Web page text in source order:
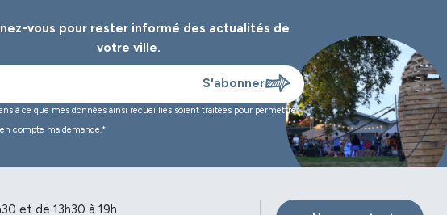
vous pour rester informé des actualités de
votre ville.
à ce que mes données ainsi recueillies soient traitées pour permettre
compte ma demande.*
et de 13h30 à 19h